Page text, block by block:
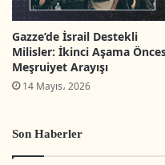
Bu siyasi ortam,
ne kadar yalnız
bu durumun zayıflık
istifade ederek,
ulusal davalarının
taleplere
Gazze’de İsrail Destekli
Milisler: İkinci Aşama
Meşruiyet Arayışı
14 Mayıs، 2026
Son Haberler